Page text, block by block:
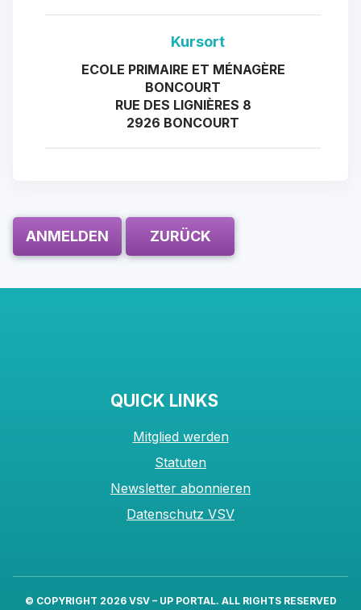
Kursort
ECOLE PRIMAIRE ET MÉNAGÈRE
BONCOURT
RUE DES LIGNIÈRES 8
2926 BONCOURT
ANMELDEN ZURÜCK
QUICK LINKS
Mitglied werden
Statuten
Newsletter abonnieren
Datenschutz VSV
© COPYRIGHT 2026 VSV – UP PORTAL. ALL RIGHTS RESERVED